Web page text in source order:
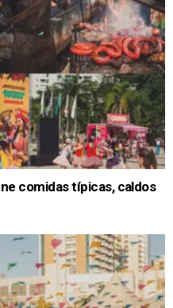
comidas típicas, caldos